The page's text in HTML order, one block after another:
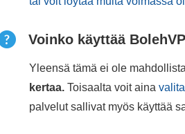
Voinko käyttää
Yleensä tämä ei ole
kertaa. Toisaalta voit aina
palvelut sallivat myös käyttää